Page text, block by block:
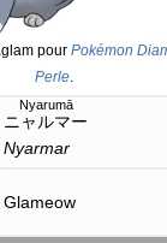
pour Pokémon
Perle
ニャルマー
Nyarumā
Nyarmar
Glameow